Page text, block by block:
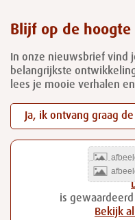
Blijf op de hoogte
In onze nieuwsbrief vind
belangrijkste
lees je mooie verhalen
Ja, ik ontvang graag
is
Bekijk